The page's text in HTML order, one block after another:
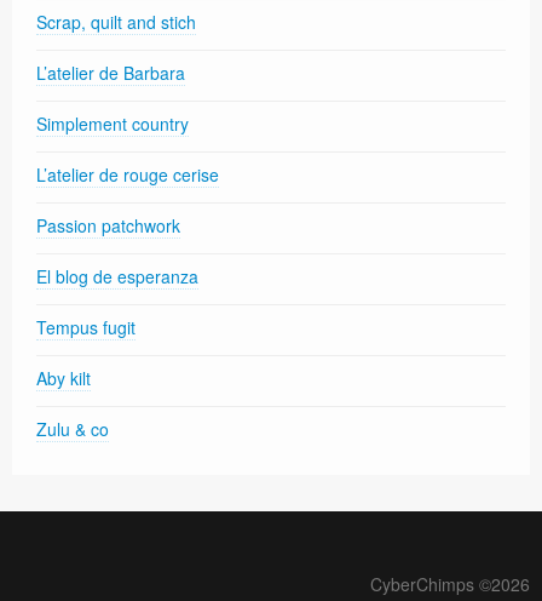
Scrap, quilt and stich
L’atelier de Barbara
Simplement country
L’atelier de rouge cerise
Passion patchwork
El blog de esperanza
Tempus fugit
Aby kilt
Zulu & co
CyberChimps ©2026